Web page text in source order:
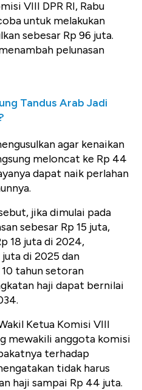
VIII DPR RI, Rabu
untuk melakukan
sebesar Rp 96 juta.
pelunasan
Tandus Arab Jadi
agar kenaikan
meloncat ke Rp 44
dapat naik perlahan
jika dimulai pada
sebesar Rp 15 juta,
18 juta di 2024,
di 2025 dan
tahun setoran
haji dapat bernilai
Ketua Komisi VIII
mewakili anggota komisi
terhadap
tidak harus
haji sampai Rp 44 juta.